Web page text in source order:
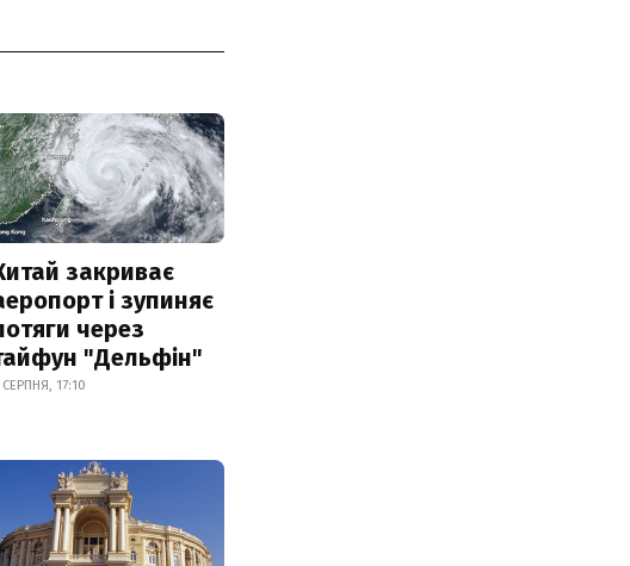
закриває
і зупиняє
через
"Дельфін"
СЕРПНЯ, 17:10